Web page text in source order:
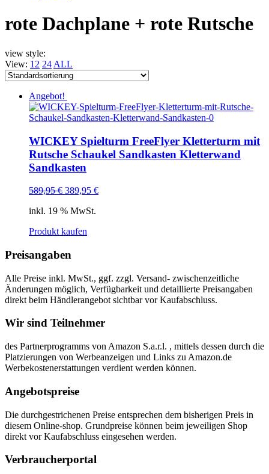
rote Dachplane + rote Rutsche
view style:
View: 12 24 ALL
Angebot!
WICKEY Spielturm FreeFlyer Kletterturm mit
Rutsche Schaukel Sandkasten Kletterwand
Sandkasten
589,95€ 389,95 €
inkl. 19 % MwSt.
Produkt kaufen
Preisangaben
Alle Preise inkl. MwSt., ggf. zzgl. Versand- zwischenzeitliche
Änderungen möglich, Verfügbarkeit und detaillierte Preisangaben
direkt beim Händlerangebot sichtbar vor Kaufabschluss.
Wir sind Teilnehmer
des Partnerprogramms von Amazon S.a.r.l. , mittels dessen durch die
Platzierungen von Werbeanzeigen und Links zu Amazon.de
Werbekostenerstattungen verdient werden können.
Angebotspreise
Die durchgestrichenen Preise entsprechen dem bisherigen Preis in
diesem Online-shop. Grundpreise können beim jeweiligen Shop
direkt vor Kaufabschluss eingesehen werden.
Verbraucherportal